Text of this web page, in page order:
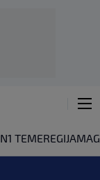
N1 TEMEREGIJA